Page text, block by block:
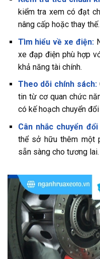
kiểm tra xem có đạt
nâng cấp hoặc thay thế.
Tìm hiểu về xe điện:
xe đạp điện phù hợp
khả năng tài chính.
Theo dõi chính sách:
tin từ cơ quan chức
có kế hoạch chuyển
Cân nhắc chuyển đổi
thể sở hữu thêm một
sẵn sàng cho tương lai.